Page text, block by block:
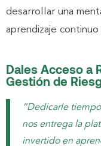
desarrollar una
aprendizaje
Dales Acceso a
Gestión de
“Dedicarle
nos entrega la
invertido en